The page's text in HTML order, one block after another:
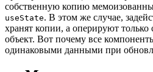
собственную копию
useState. В этом же случае,
хранят копии, а оперируют
объект. Вот почему все
одинаковыми данными при